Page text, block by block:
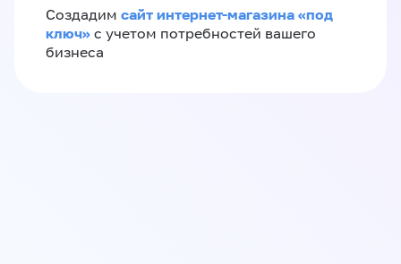
Создадим сайт интернет-магазина «под
ключ» с учетом потребностей вашего
бизнеса